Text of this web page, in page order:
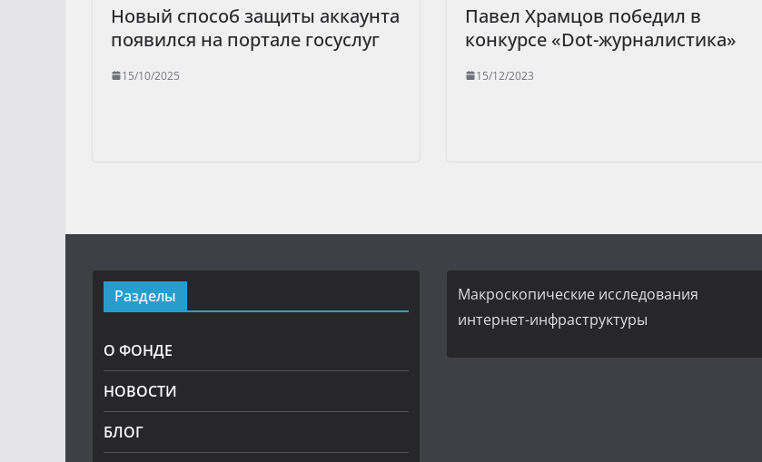
Новый способ защиты аккаунта
появился на портале госуслуг
15/10/2025
Павел Храмцов победил в
конкурсе «Dot-журналистика»
15/12/2023
Разделы
О ФОНДЕ
НОВОСТИ
БЛОГ
Макроскопические исследования
интернет-инфраструктуры